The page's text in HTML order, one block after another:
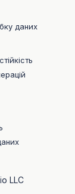
даних
LLC